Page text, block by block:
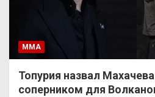
ММА
Топурия назвал
соперником для